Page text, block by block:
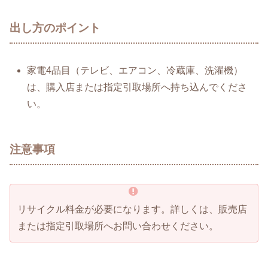
出し方のポイント
家電4品目（テレビ、エアコン、冷蔵庫、洗濯機）
は、購入店または指定引取場所へ持ち込んでくださ
い。
注意事項
リサイクル料金が必要になります。詳しくは、販売店
または指定引取場所へお問い合わせください。